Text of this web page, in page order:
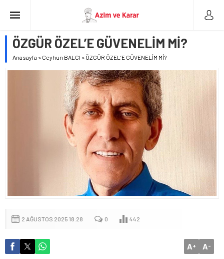
ÖZGÜR ÖZEL’E GÜVENELİM Mİ?
Anasayfa » Ceyhun BALCI » ÖZGÜR ÖZEL’E GÜVENELİM Mİ?
2 AĞUSTOS 2025 18:28 0 442
A+ A-